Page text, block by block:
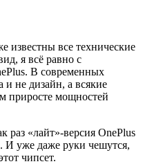
известны все технические
я всё равно с
В современных
не дизайн, а всякие
приросте мощностей
раз «лайт»-версия OnePlus
И уже даже руки чешутся,
чипсет.